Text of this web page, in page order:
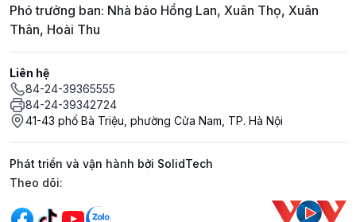
Phó trưởng ban: Nhà báo Hồng Lan, Xuân Thọ, Xuân
Thân, Hoài Thu
Liên hệ
84-24-39365555
84-24-39342724
41-43 phố Bà Triệu, phường Cửa Nam, TP. Hà Nội
Phát triển và vận hành bởi SolidTech
Mạng xã hội
Theo dõi: